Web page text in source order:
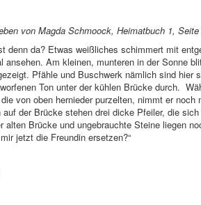
von Magda Schmoock, Heimatbuch 1,
denn da? Etwas weißliches schimmert mit
ansehen. Am kleinen, munteren in der Sonne
Pfähle und Buschwerk nämlich sind
Ton unter der kühlen Brücke durch.
von oben hernieder purzelten, nimmt er
der Brücke stehen drei dicke Pfeiler, die
Brücke und ungebrauchte Steine liegen
jetzt die Freundin ersetzen?“